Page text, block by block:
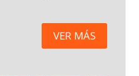
VER MÁS